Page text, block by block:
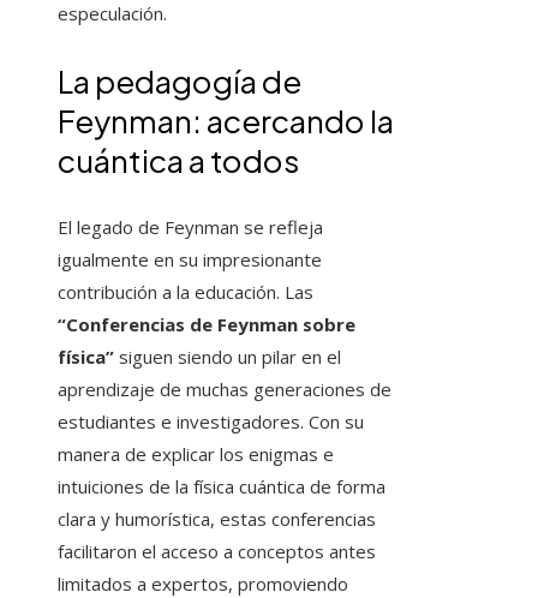
especulación.
La pedagogía de
Feynman: acercando la
cuántica a todos
El legado de Feynman se refleja
igualmente en su impresionante
contribución a la educación. Las
“Conferencias de Feynman sobre
física” siguen siendo un pilar en el
aprendizaje de muchas generaciones de
estudiantes e investigadores. Con su
manera de explicar los enigmas e
intuiciones de la física cuántica de forma
clara y humorística, estas conferencias
facilitaron el acceso a conceptos antes
limitados a expertos, promoviendo